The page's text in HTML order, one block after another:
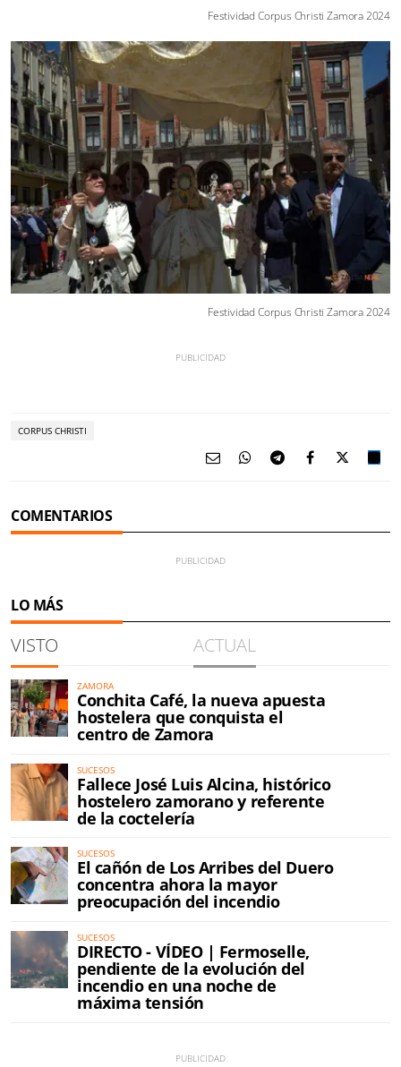
Festividad Corpus Christi Zamora 2024
Festividad Corpus Christi Zamora 2024
CORPUS CHRISTI
COMENTARIOS
LO MÁS
VISTO ACTUAL
ZAMORA
Conchita Café, la nueva apuesta
hostelera que conquista el
centro de Zamora
SUCESOS
Fallece José Luis Alcina, histórico
hostelero zamorano y referente
de la coctelería
SUCESOS
El cañón de Los Arribes del Duero
concentra ahora la mayor
preocupación del incendio
SUCESOS
DIRECTO - VÍDEO | Fermoselle,
pendiente de la evolución del
incendio en una noche de
máxima tensión